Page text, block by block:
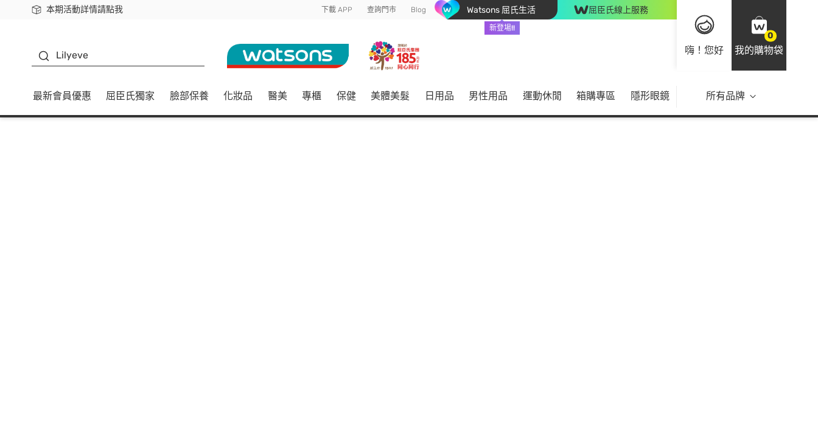
本期活動詳情請點我
下載app最高回饋$350 下載 APP 查詢門市 Blog Watsons 屈氏生活
新登場!!
屈臣氏線上服務
嗨！您好
0
我的購物袋
Lilyeve
最新會員優惠 屈臣氏獨家 臉部保養 化妝品 醫美 專櫃 保健 美體美髮 日用品 男性用品 運動休閒 箱購專區 隱形眼鏡 所有品牌